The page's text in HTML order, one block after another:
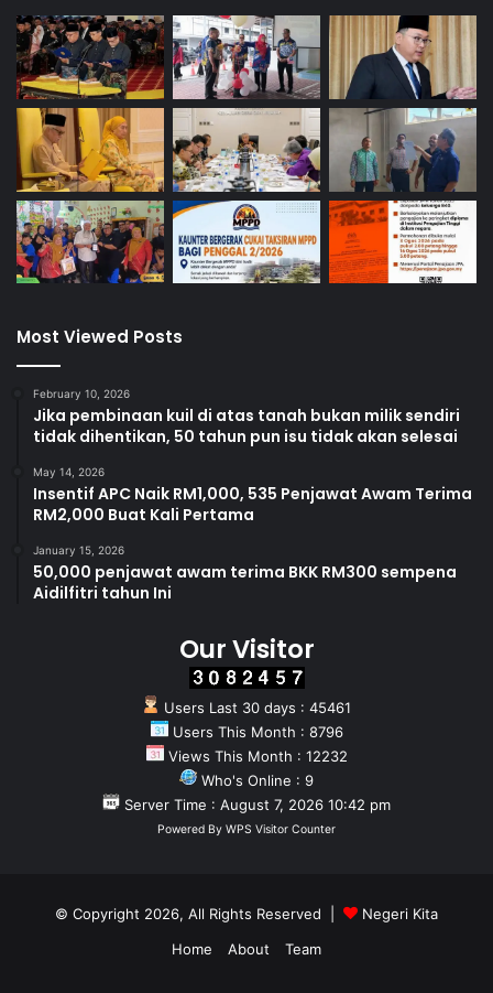
Most Viewed Posts
February 10, 2026
Jika pembinaan kuil di atas tanah bukan milik sendiri
tidak dihentikan, 50 tahun pun isu tidak akan selesai
May 14, 2026
Insentif APC Naik RM1,000, 535 Penjawat Awam Terima
RM2,000 Buat Kali Pertama
January 15, 2026
50,000 penjawat awam terima BKK RM300 sempena
Aidilfitri tahun Ini
Our Visitor
Users Last 30 days : 45461
Users This Month : 8796
Views This Month : 12232
Who's Online : 9
Server Time : August 7, 2026 10:42 pm
Powered By WPS Visitor Counter
© Copyright 2026, All Rights Reserved |
Negeri Kita
Home
About Team